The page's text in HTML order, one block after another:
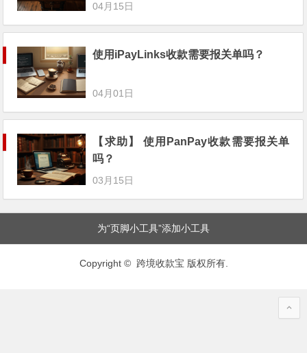
04月15日
使用iPayLinks收款需要报关单吗？
04月01日
【求助】 使用PanPay收款需要报关单
吗？
03月15日
为“页脚小工具”添加小工具
Copyright © 跨境收款宝 版权所有.